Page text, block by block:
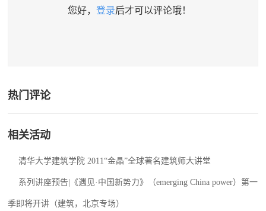
您好， 登录后才可以评论哦！
热门评论
相关活动
清华大学建筑学院 2011“金晶”全球著名建筑师大讲堂
系列讲座预告|《遇见·中国新势力》（emerging China power）第一
季即将开讲（建筑，北京专场）